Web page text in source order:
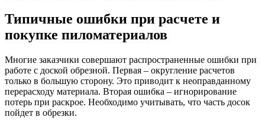
Типичные ошибки при расчете и
покупке пиломатериалов
Многие заказчики совершают распространенные ошибки при
работе с доской обрезной. Первая – округление расчетов
только в большую сторону. Это приводит к неоправданному
перерасходу материала. Вторая ошибка – игнорирование
потерь при раскрое. Необходимо учитывать, что часть досок
пойдет в обрезки.